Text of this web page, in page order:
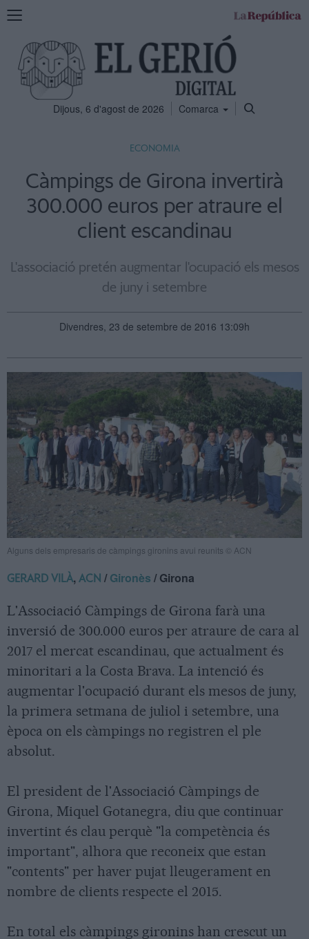
Mostra
navegació
Dijous, 6 d'agost de 2026 Comarca
ECONOMIA
Càmpings de Girona invertirà
300.000 euros per atraure el
client escandinau
L'associació pretén augmentar l'ocupació els mesos
de juny i setembre
Divendres, 23 de setembre de 2016 13:09h
Alguns dels empresaris de càmpings gironins avui reunits © ACN
GERARD VILÀ, ACN /Gironès / Girona
L'Associació Càmpings de Girona farà una
inversió de 300.000 euros per atraure de cara al
2017 el mercat escandinau, que actualment és
minoritari a la Costa Brava. La intenció és
augmentar l'ocupació durant els mesos de juny,
la primera setmana de juliol i setembre, una
època on els càmpings no registren el ple
absolut.
El president de l'Associació Càmpings de
Girona, Miquel Gotanegra, diu que continuar
invertint és clau perquè "la competència és
important", alhora que reconeix que estan
"contents" per haver pujat lleugerament en
nombre de clients respecte el 2015.
En total els càmpings gironins han crescut un